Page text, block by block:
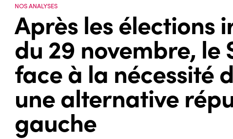
NOS ANALYSES
Après les élections
du 29 novembre, le
face à la nécessité
une alternative
gauche